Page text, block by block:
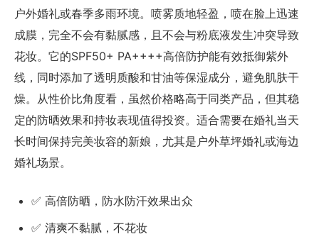
户外婚礼或春季多雨环境。喷雾质地轻盈，喷在脸上迅速
成膜，完全不会有黏腻感，且不会与粉底液发生冲突导致
花妆。它的SPF50+ PA++++高倍防护能有效抵御紫外
线，同时添加了透明质酸和甘油等保湿成分，避免肌肤干
燥。从性价比角度看，虽然价格略高于同类产品，但其稳
定的防晒效果和持妆表现值得投资。适合需要在婚礼当天
长时间保持完美妆容的新娘，尤其是户外草坪婚礼或海边
婚礼场景。
✅ 高倍防晒，防水防汗效果出众
✅ 清爽不黏腻，不花妆